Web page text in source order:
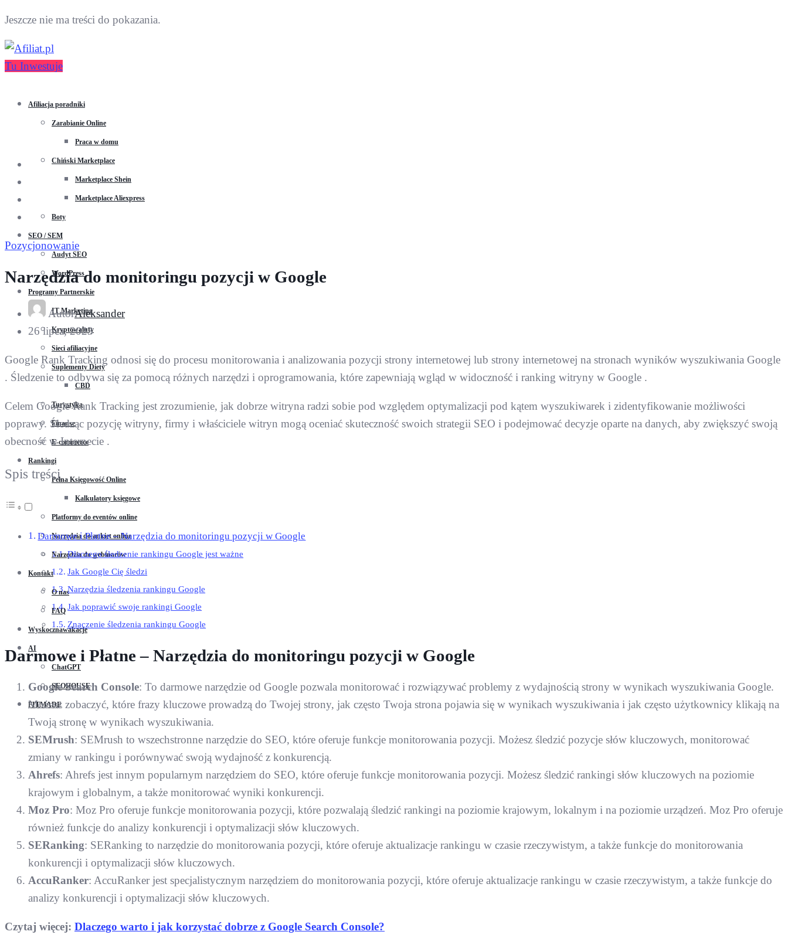
Jeszcze nie ma treści do pokazania.
Tu Inwestuje
Afiliacja poradniki
Zarabianie Online
Praca w domu
Chiński Marketplace
Marketplace Shein
Marketplace Aliexpress
Boty
SEO / SEM
Audyt SEO
WordPress
Programy Partnerskie
IT Marketing
Kryptowaluty
Sieci afiliacyjne
Suplementy Diety
CBD
Turystyka
Finanse
E-commerce
Rankingi
Pełna Księgowość Online
Kalkulatory księgowe
Platformy do eventów online
Narzędzia do ankiet online
Narzędzia do webinarów
Kontakt
O nas
FAQ
Wyskocznawakacje
AI
ChatGPT
SEOHOUSE
FITMADE
Pozycjonowanie
Narzędzia do monitoringu pozycji w Google
AutorAleksander
26 lipca, 2023
Google Rank Tracking odnosi się do procesu monitorowania i analizowania pozycji strony internetowej lub strony internetowej na stronach wyników wyszukiwania Google
. Śledzenie to odbywa się za pomocą różnych narzędzi i oprogramowania, które zapewniają wgląd w widoczność i ranking witryny w Google .
Celem Google Rank Tracking jest zrozumienie, jak dobrze witryna radzi sobie pod względem optymalizacji pod kątem wyszukiwarek i zidentyfikowanie możliwości
poprawy. Śledząc pozycję witryny, firmy i właściciele witryn mogą oceniać skuteczność swoich strategii SEO i podejmować decyzje oparte na danych, aby zwiększyć swoją
obecność w Internecie .
Spis treści
Darmowe i Płatne – Narzędzia do monitoringu pozycji w Google
Dlaczego śledzenie rankingu Google jest ważne
Jak Google Cię śledzi
Narzędzia śledzenia rankingu Google
Jak poprawić swoje rankingi Google
Znaczenie śledzenia rankingu Google
Darmowe i Płatne – Narzędzia do monitoringu pozycji w Google
Google Search Console: To darmowe narzędzie od Google pozwala monitorować i rozwiązywać problemy z wydajnością strony w wynikach wyszukiwania Google.
Możesz zobaczyć, które frazy kluczowe prowadzą do Twojej strony, jak często Twoja strona pojawia się w wynikach wyszukiwania i jak często użytkownicy klikają na
Twoją stronę w wynikach wyszukiwania.
SEMrush: SEMrush to wszechstronne narzędzie do SEO, które oferuje funkcje monitorowania pozycji. Możesz śledzić pozycje słów kluczowych, monitorować
zmiany w rankingu i porównywać swoją wydajność z konkurencją.
Ahrefs: Ahrefs jest innym popularnym narzędziem do SEO, które oferuje funkcje monitorowania pozycji. Możesz śledzić rankingi słów kluczowych na poziomie
krajowym i globalnym, a także monitorować wyniki konkurencji.
Moz Pro: Moz Pro oferuje funkcje monitorowania pozycji, które pozwalają śledzić rankingi na poziomie krajowym, lokalnym i na poziomie urządzeń. Moz Pro oferuje
również funkcje do analizy konkurencji i optymalizacji słów kluczowych.
SERanking: SERanking to narzędzie do monitorowania pozycji, które oferuje aktualizacje rankingu w czasie rzeczywistym, a także funkcje do monitorowania
konkurencji i optymalizacji słów kluczowych.
AccuRanker: AccuRanker jest specjalistycznym narzędziem do monitorowania pozycji, które oferuje aktualizacje rankingu w czasie rzeczywistym, a także funkcje do
analizy konkurencji i optymalizacji słów kluczowych.
Czytaj więcej: Dlaczego warto i jak korzystać dobrze z Google Search Console?